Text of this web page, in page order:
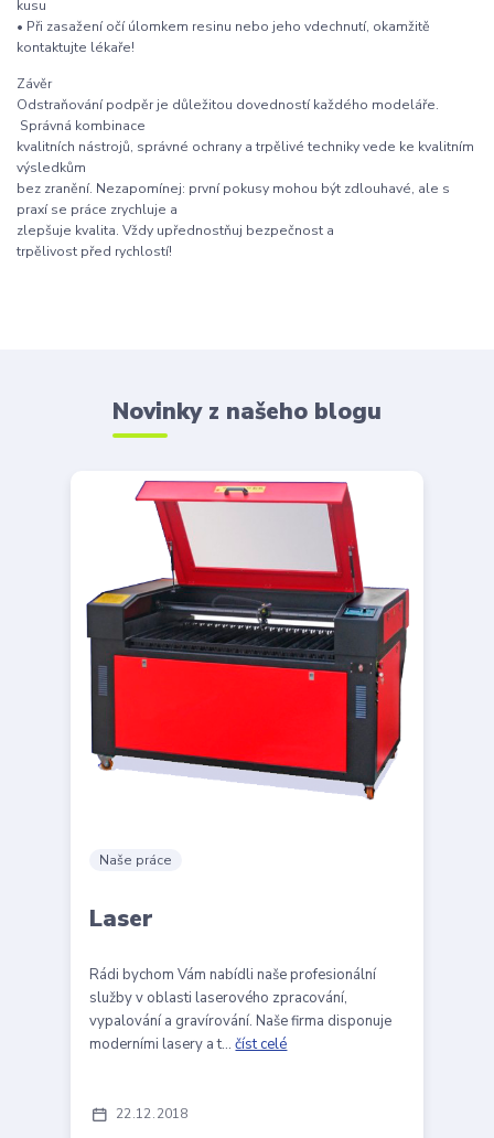
kusu
• Při zasažení očí úlomkem resinu nebo jeho vdechnutí, okamžitě
kontaktujte lékaře!
Závěr
Odstraňování podpěr je důležitou dovedností každého modeláře.
Správná kombinace
kvalitních nástrojů, správné ochrany a trpělivé techniky vede ke kvalitním
výsledkům
bez zranění. Nezapomínej: první pokusy mohou být zdlouhavé, ale s
praxí se práce zrychluje a
zlepšuje kvalita. Vždy upřednostňuj bezpečnost a
trpělivost před rychlostí!
Novinky z našeho blogu
22 12 2018
Naše práce
Laser
Rádi bychom Vám nabídli naše profesionální
služby v oblasti laserového zpracování,
vypalování a gravírování. Naše firma disponuje
moderními lasery a t...číst celé